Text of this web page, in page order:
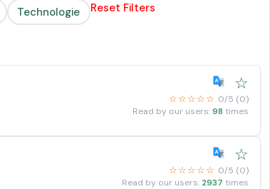
Technologie Reset Filters
☆
☆☆☆☆☆ 0/5 (0)
Read by our users:98 times
☆
☆☆☆☆☆ 0/5 (0)
Read by our users: 2937 times